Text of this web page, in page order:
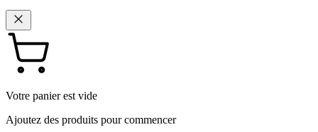
Votre panier est vide
Ajoutez des produits pour commencer